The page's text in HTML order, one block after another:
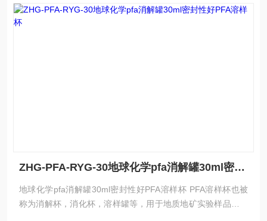
ZHG-PFA-RYG-30地球化学pfa消解罐30ml密封性好PFA溶样杯
地球化学pfa消解罐30ml密封性好PFA溶样杯 PFA溶样杯也被
称为消解杯，消化杯，溶样罐等，用于地质地矿实验样品的消